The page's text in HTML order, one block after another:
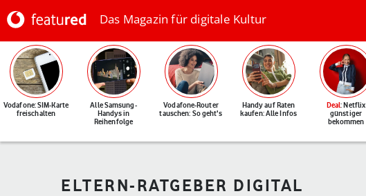
Das Magazin für digitale Kultur
Vodafone: SIM-Karte
freischalten
Alle Samsung-
Handys in
Reihenfolge
Vodafone-Router
tauschen: So geht's
Handy auf Raten
kaufen: Alle Infos
Deal: Netflix
günstiger
bekommen
ELTERN-RATGEBER DIGITAL